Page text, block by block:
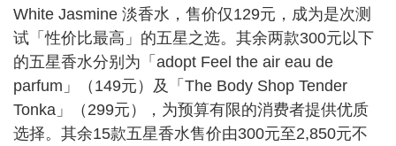
White Jasmine 淡香水，售价仅129元，成为是次测
试「性价比最高」的五星之选。其余两款300元以下
的五星香水分别为「adopt Feel the air eau de
parfum」（149元）及「The Body Shop Tender
Tonka」（299元），为预算有限的消费者提供优质
选择。其余15款五星香水售价由300元至2,850元不